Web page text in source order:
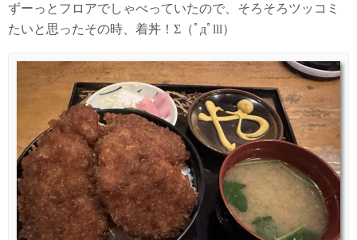
ずーっとフロアでしゃべっていたので、そろそろツッコミ
たいと思ったその時、着丼！Σ（ﾟдﾟlll）